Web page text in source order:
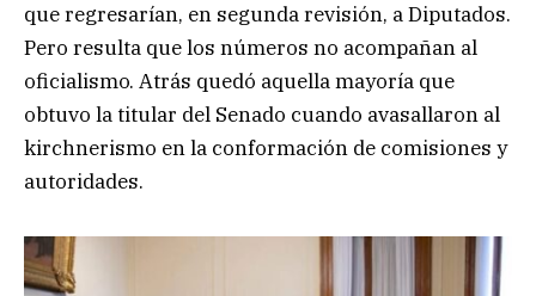
que regresarían, en segunda revisión, a Diputados.
Pero resulta que los números no acompañan al
oficialismo. Atrás quedó aquella mayoría que
obtuvo la titular del Senado cuando avasallaron al
kirchnerismo en la conformación de comisiones y
autoridades.